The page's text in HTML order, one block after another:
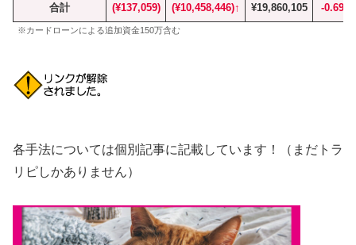
合計 (¥137,059) (¥10,458,446)↑ ¥19,860,105 -0.69%
※カードローンによる追加資金150万含む
各手法については個別記事に記載しています！（まだトラ
リピしかありません）